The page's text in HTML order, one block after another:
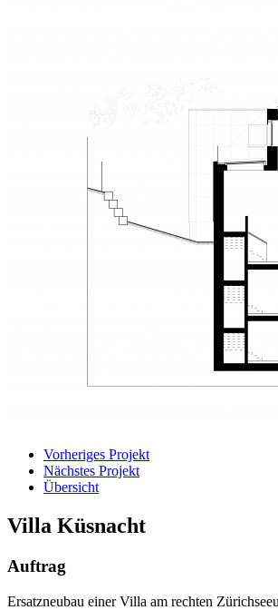
Vorheriges Projekt
Nächstes Projekt
Übersicht
Villa Küsnacht
Auftrag
Ersatzneubau einer Villa am rechten